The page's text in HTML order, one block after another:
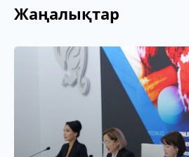
Жаңалықтар